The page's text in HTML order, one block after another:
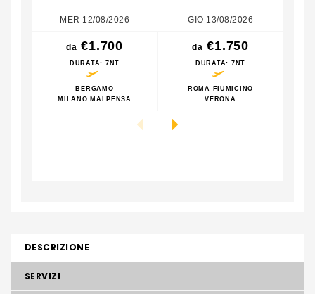
MER 12/08/2026
da €1.700
DURATA: 7NT
BERGAMO
MILANO MALPENSA
GIO 13/08/2026
da €1.750
DURATA: 7NT
ROMA FIUMICINO
VERONA
DESCRIZIONE
SERVIZI